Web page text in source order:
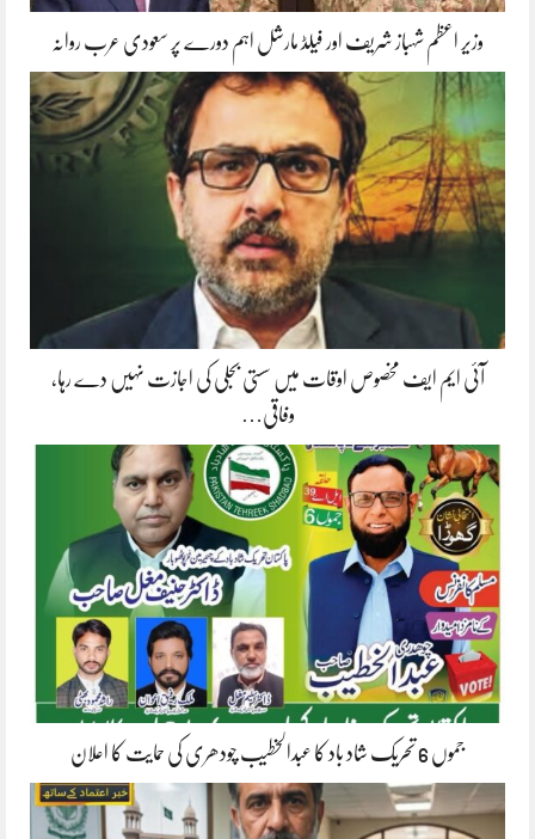
وزیر اعظم شہباز شریف اور فیلڈ مارشل اہم دورے پر سعودی عرب روانہ
آئی ایم ایف مخصوص اوقات میں سستی بجلی کی اجازت نہیں دے رہا،
وفاقی…
جموں 6 تحریک شاد باد کا عبدالخطیب چودھری کی حمایت کا اعلان